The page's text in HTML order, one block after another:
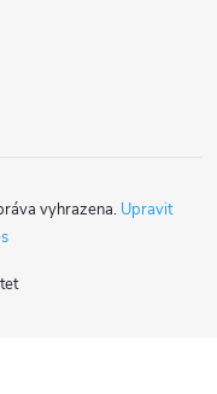
vyhrazena. Upravit